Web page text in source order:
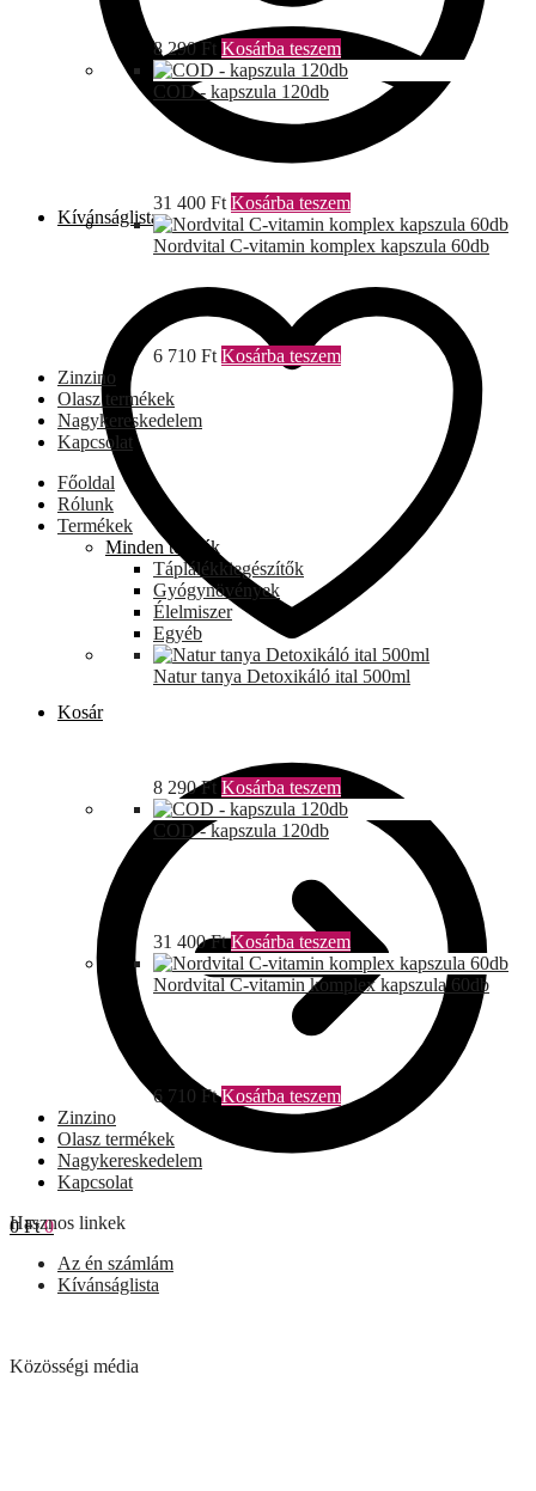
Kívánságlista
Kosár
0Ft 0
8 290Ft Kosárba teszem
COD - kapszula 120db
31 400 Ft Kosárba teszem
Nordvital C-vitamin komplex kapszula 60db
6 710 Ft Kosárba teszem
Zinzino
Olasz termékek
Nagykereskedelem
Kapcsolat
Főoldal
Rólunk
Termékek
Minden termék
Táplálékkiegészítők
Gyógynövények
Élelmiszer
Egyéb
Natur tanya Detoxikáló ital 500ml
8 290Ft Kosárba teszem
COD - kapszula 120db
31 400Ft Kosárba teszem
Nordvital C-vitamin komplex kapszula 60db
6 710 Ft Kosárba teszem
Zinzino
Olasz termékek
Nagykereskedelem
Kapcsolat
Hasznos linkek
Az én számlám
Kívánságlista
Közösségi média